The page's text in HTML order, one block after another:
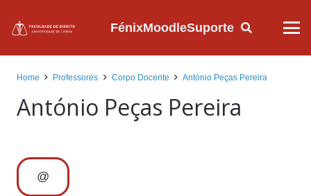
FénixMoodleSuporte
Home Professores Corpo Docente António Peças Pereira
António Peças Pereira
@